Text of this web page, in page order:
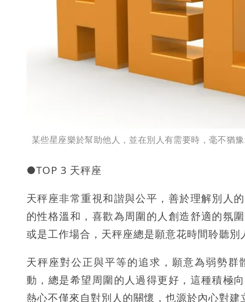
某些星座樂於幫助他人，並在別人有需要時，毫不猶
●TOP 3 天秤座
天秤座非常重視和諧與公平，善於理解別人
的性格溫和，喜歡為周圍的人創造舒適的氛
或是工作場合，天秤座總是願意花時間聆聽別
天秤座對公正與平等的追求，願意為弱勢
動，總是希望周圍的人過得更好，這種積極
熱心不僅來自對別人的關懷，也源於內心對建